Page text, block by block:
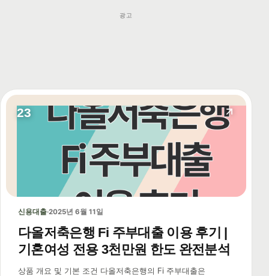
광고
23
신용대출·2025년 6월 11일
다올저축은행 Fi 주부대출 이용 후기 |
기혼여성 전용 3천만원 한도 완전분석
상품 개요 및 기본 조건 다올저축은행의 Fi 주부대출은